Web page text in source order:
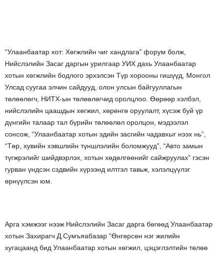
“Улаанбаатар хот: Хөгжлийн чиг хандлага” форум болж,
Нийслэлийн Засаг даргын урилгаар УИХ дахь Улаанбаатар
хотын хөгжлийн бодлого эрхэлсэн Түр хорооны гишүүд, Монгол
Улсад суугаа элчин сайдууд, олон улсын байгууллагын
төлөөлөгч, НИТХ-ын төлөөлөгчид оролцлоо. Өөрөөр хэлбэл,
нийслэлийн цаашдын хөгжил, хөрөнгө оруулалт, хүсэж буй үр
дүнгийн талаар тал бүрийн төлөөлөл оролцон, мэдээлэл
сонсож, “Улаанбаатар хотын эдийн засгийн чадавхыг нээх нь”,
“Төр, хувийн хэвшлийн түншлэлийн боломжууд”, “Авто замын
түгжрэлийг шийдвэрлэх, хотын хөдөлгөөнийг сайжруулах” гэсэн
гурван үндсэн сэдвийн хүрээнд илтгэл тавьж, хэлэлцүүлэг
өрнүүлсэн юм.
Арга хэмжээг нээж Нийслэлийн Засаг дарга бөгөөд Улаанбаатар
хотын Захирагч Д.Сумъяабазар “Өнгөрсөн нэг жилийн
хугацаанд бид Улаанбаатар хотын хөгжил, цэцэглэлтийн төлөө